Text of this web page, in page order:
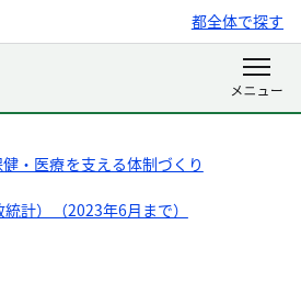
都全体で探す
・医療を支える体制づくり
計）（2023年6月まで）